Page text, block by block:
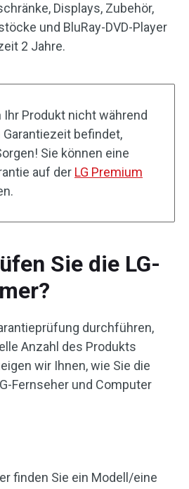
Displays, Zubehör,
und BluRay-DVD-Player
2 Jahre.
Ihr Produkt nicht während
befindet,
Sie können eine
auf der LG Premium
Sie die LG-
durchführen,
Anzahl des Produkts
wir Ihnen, wie Sie die
Fernseher und Computer
finden Sie ein Modell/eine